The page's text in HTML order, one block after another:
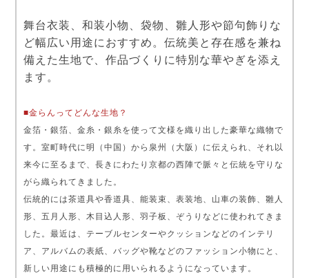
舞台衣装、和装小物、袋物、雛人形や節句飾りな
ど幅広い用途におすすめ。伝統美と存在感を兼ね
備えた生地で、作品づくりに特別な華やぎを添え
ます。
■金らんってどんな生地？
金箔・銀箔、金糸・銀糸を使って文様を織り出した豪華な織物で
す。室町時代に明（中国）から泉州（大阪）に伝えられ、それ以
来今に至るまで、長きにわたり京都の西陣で脈々と伝統を守りな
がら織られてきました。
伝統的には茶道具や香道具、能装束、表装地、山車の装飾、雛人
形、五月人形、木目込人形、羽子板、ぞうりなどに使われてきま
した。最近は、テーブルセンターやクッションなどのインテリ
ア、アルバムの表紙、バッグや靴などのファッション小物にと、
新しい用途にも積極的に用いられるようになっています。